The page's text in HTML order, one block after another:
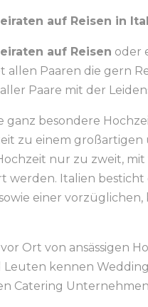
auf Reisen in
auf Reisen oder
allen Paaren die gern
Paare mit der
ganz besondere
zu einem
nur zu zweit,
werden. Italien
einer
Ort von ansässigen
kennen
Catering